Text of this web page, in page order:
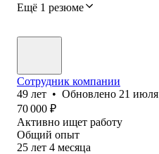
Ещё 1 резюме
Сотрудник компании
49 лет • Обновлено 21 июля
70 000 ₽
Активно ищет работу
Общий опыт
25 лет 4 месяца